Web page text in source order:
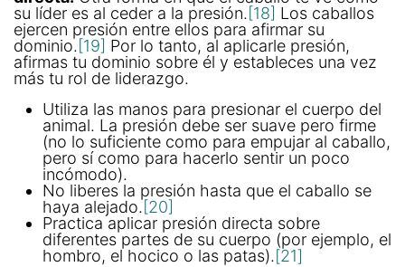
su líder es al ceder a la presión. [18] Los caballos
ejercen presión entre ellos para afirmar su
dominio. [19] Por lo tanto, al aplicarle presión,
afirmas tu dominio sobre él y estableces una vez
más tu rol de liderazgo.
Utiliza las manos para presionar el cuerpo del
animal. La presión debe ser suave pero firme
(no lo suficiente como para empujar al caballo,
pero sí como para hacerlo sentir un poco
incómodo).
No liberes la presión hasta que el caballo se
haya alejado. [20]
Practica aplicar presión directa sobre
diferentes partes de su cuerpo (por ejemplo, el
hombro, el hocico o las patas).[21]